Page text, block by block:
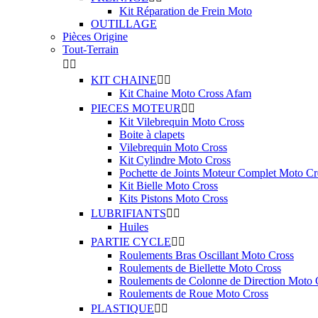
Kit Réparation de Frein Moto
OUTILLAGE
Pièces Origine
Tout-Terrain
 
KIT CHAINE 
Kit Chaine Moto Cross Afam
PIECES MOTEUR  
Kit Vilebrequin Moto Cross
Boite à clapets
Vilebrequin Moto Cross
Kit Cylindre Moto Cross
Pochette de Joints Moteur Complet Moto
Kit Bielle Moto Cross
Kits Pistons Moto Cross
LUBRIFIANTS 
Huiles
PARTIE CYCLE 
Roulements Bras Oscillant Moto Cross
Roulements de Biellette Moto Cross
Roulements de Colonne de Direction Moto
Roulements de Roue Moto Cross
PLASTIQUE 